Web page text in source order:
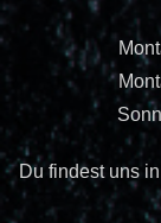
Du findest uns